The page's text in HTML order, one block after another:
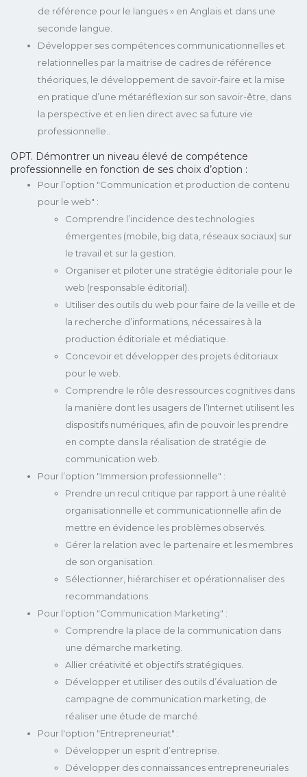
de référence pour le langues » en Anglais et dans une
seconde langue.
Développer ses compétences communicationnelles et
relationnelles par la maitrise de cadres de référence
théoriques, le développement de savoir-faire et la mise
en pratique d’une métaréflexion sur son savoir-être, dans
la perspective et en lien direct avec sa future vie
professionnelle..
OPT. Démontrer un niveau élevé de compétence
professionnelle en fonction de ses choix d’option :
Pour l’option "Communication et production de contenu
pour le web" :
Comprendre l’incidence des technologies
émergentes (mobile, big data, réseaux sociaux) sur
le travail et sur la gestion.
Organiser et piloter une stratégie éditoriale pour le
web (responsable éditorial).
Utiliser des outils du web pour faire de la veille et de
la recherche d’informations, nécessaires à la
production éditoriale et médiatique.
Concevoir et développer des projets éditoriaux
pour le web.
Comprendre le rôle des ressources cognitives dans
la manière dont les usagers de l’Internet utilisent les
dispositifs numériques, afin de pouvoir les prendre
en compte dans la réalisation de stratégie de
communication web.
Pour l’option "Immersion professionnelle" :
Prendre un recul critique par rapport à une réalité
organisationnelle et communicationnelle afin de
mettre en évidence les problèmes observés.
Gérer la relation avec le partenaire et les membres
de son organisation.
Sélectionner, hiérarchiser et opérationnaliser des
recommandations.
Pour l’option "Communication Marketing" :
Comprendre la place de la communication dans
une démarche marketing.
Allier créativité et objectifs stratégiques.
Développer et utiliser des outils d’évaluation de
campagne de communication marketing, de
réaliser une étude de marché.
Pour l'option "Entrepreneuriat" :
Développer un esprit d’entreprise.
Développer des connaissances entrepreneuriales